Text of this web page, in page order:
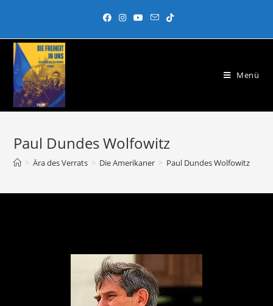
Menü
Paul Dundes Wolfowitz
> Ära des Verrats > Die Amerikaner > Paul Dundes Wolfowitz